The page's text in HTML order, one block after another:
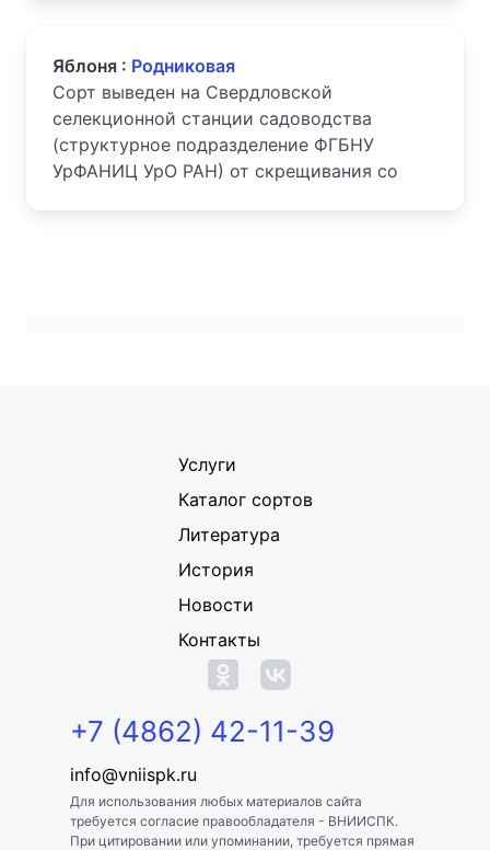
Яблоня : Родниковая
Сорт выведен на Свердловской
селекционной станции садоводства
(структурное подразделение ФГБНУ
УрФАНИЦ УрО РАН) от скрещивания со
Услуги
Каталог сортов
Литература
История
Новости
Контакты
+7 (4862) 42-11-39
info@vniispk.ru
Для использования любых материалов сайта
требуется согласие правообладателя - ВНИИСПК.
При цитировании или упоминании, требуется прямая